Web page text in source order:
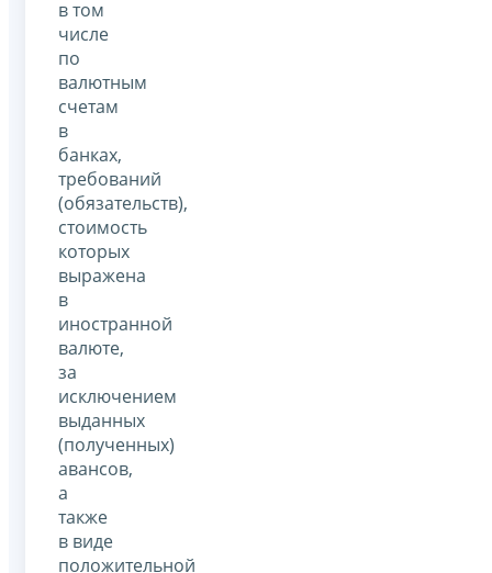
в том
числе
по
валютным
счетам
в
банках,
требований
(обязательств),
стоимость
которых
выражена
в
иностранной
валюте,
за
исключением
выданных
(полученных)
авансов,
а
также
в виде
положительной